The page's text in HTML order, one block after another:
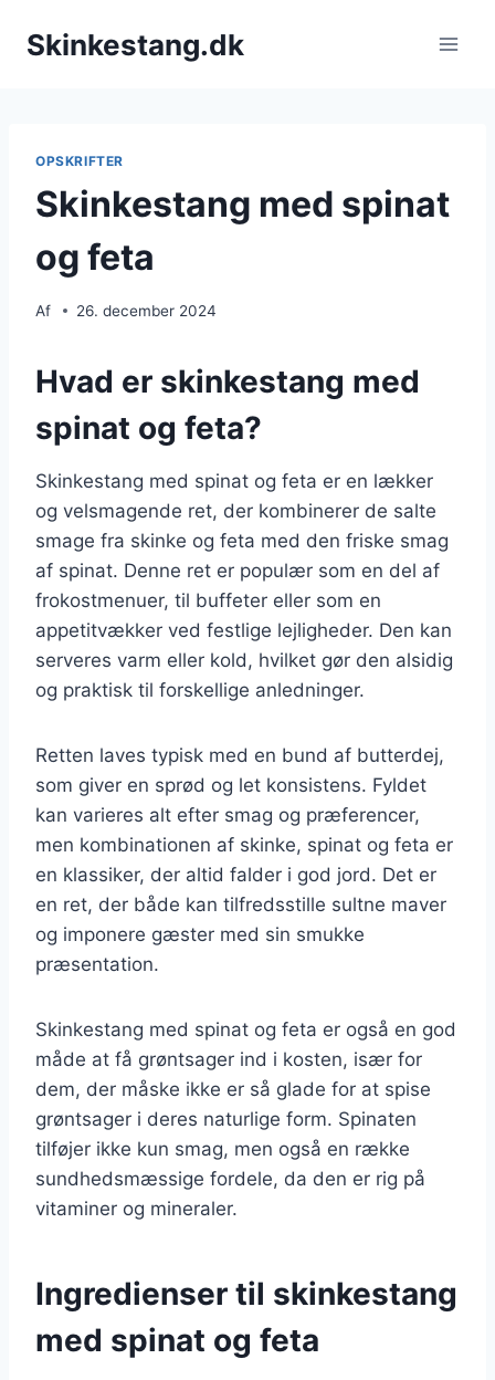
Skinkestang.dk
OPSKRIFTER
Skinkestang med spinat
og feta
Af 26. december 2024
Hvad er skinkestang med
spinat og feta?
Skinkestang med spinat og feta er en lækker
og velsmagende ret, der kombinerer de salte
smage fra skinke og feta med den friske smag
af spinat. Denne ret er populær som en del af
frokostmenuer, til buffeter eller som en
appetitvækker ved festlige lejligheder. Den kan
serveres varm eller kold, hvilket gør den alsidig
og praktisk til forskellige anledninger.
Retten laves typisk med en bund af butterdej,
som giver en sprød og let konsistens. Fyldet
kan varieres alt efter smag og præferencer,
men kombinationen af skinke, spinat og feta er
en klassiker, der altid falder i god jord. Det er
en ret, der både kan tilfredsstille sultne maver
og imponere gæster med sin smukke
præsentation.
Skinkestang med spinat og feta er også en god
måde at få grøntsager ind i kosten, især for
dem, der måske ikke er så glade for at spise
grøntsager i deres naturlige form. Spinaten
tilføjer ikke kun smag, men også en række
sundhedsmæssige fordele, da den er rig på
vitaminer og mineraler.
Ingredienser til skinkestang
med spinat og feta